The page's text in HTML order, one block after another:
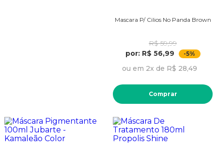
Mascara P/ Cilios No Panda Brown
R$ 59,99
por: R$ 56,99
-5%
ou em 2x de R$ 28,49
Comprar